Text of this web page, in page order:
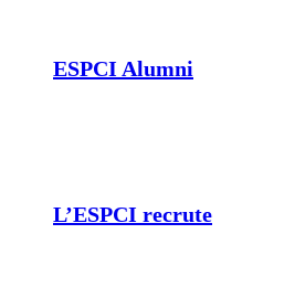
ESPCI Alumni
L’ESPCI recrute